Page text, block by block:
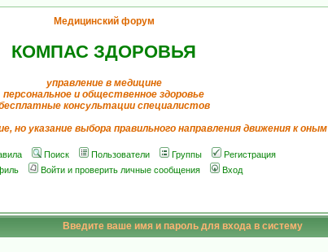
Медицинский форум
КОМПАС ЗДОРОВЬЯ
управление в медицине
персональное и общественное здоровье
консультации специалистов
но указание выбора правильного направления движения к оным
Поиск Пользователи Группы
Регистрация
Войти и проверить личные сообщения Вход
Введите ваше имя и пароль для входа в систему